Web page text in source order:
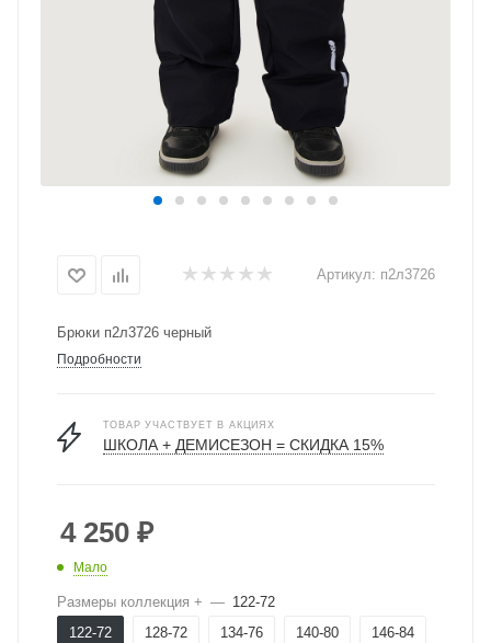
Артикул: п2л3726
Брюки п2л3726 черный
Подробности
ТОВАР УЧАСТВУЕТ В АКЦИЯХ
ШКОЛА + ДЕМИСЕЗОН = СКИДКА 15%
4 250₽
Мало
Размеры коллекция + — 122-72
122-72
128-72 134-76 140-80 146-84